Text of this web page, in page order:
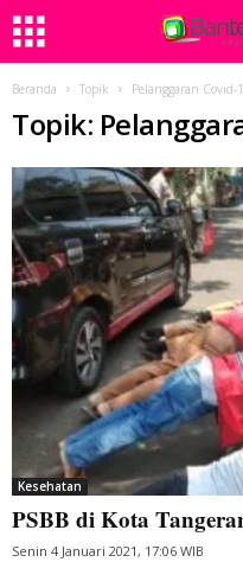
Beranda Topik Pelanggaran Covid-
Topik:
Kesehatan
PSBB di Kota
Senin 4 Januari 2021, 17:06 WIB